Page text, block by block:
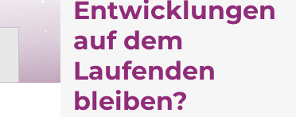
Entwicklungen
auf dem
Laufenden
bleiben?​